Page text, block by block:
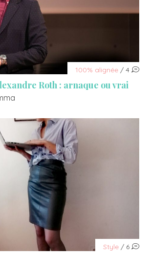
100% alignée / 4
Roth : arnaque ou vrai
Style / 6